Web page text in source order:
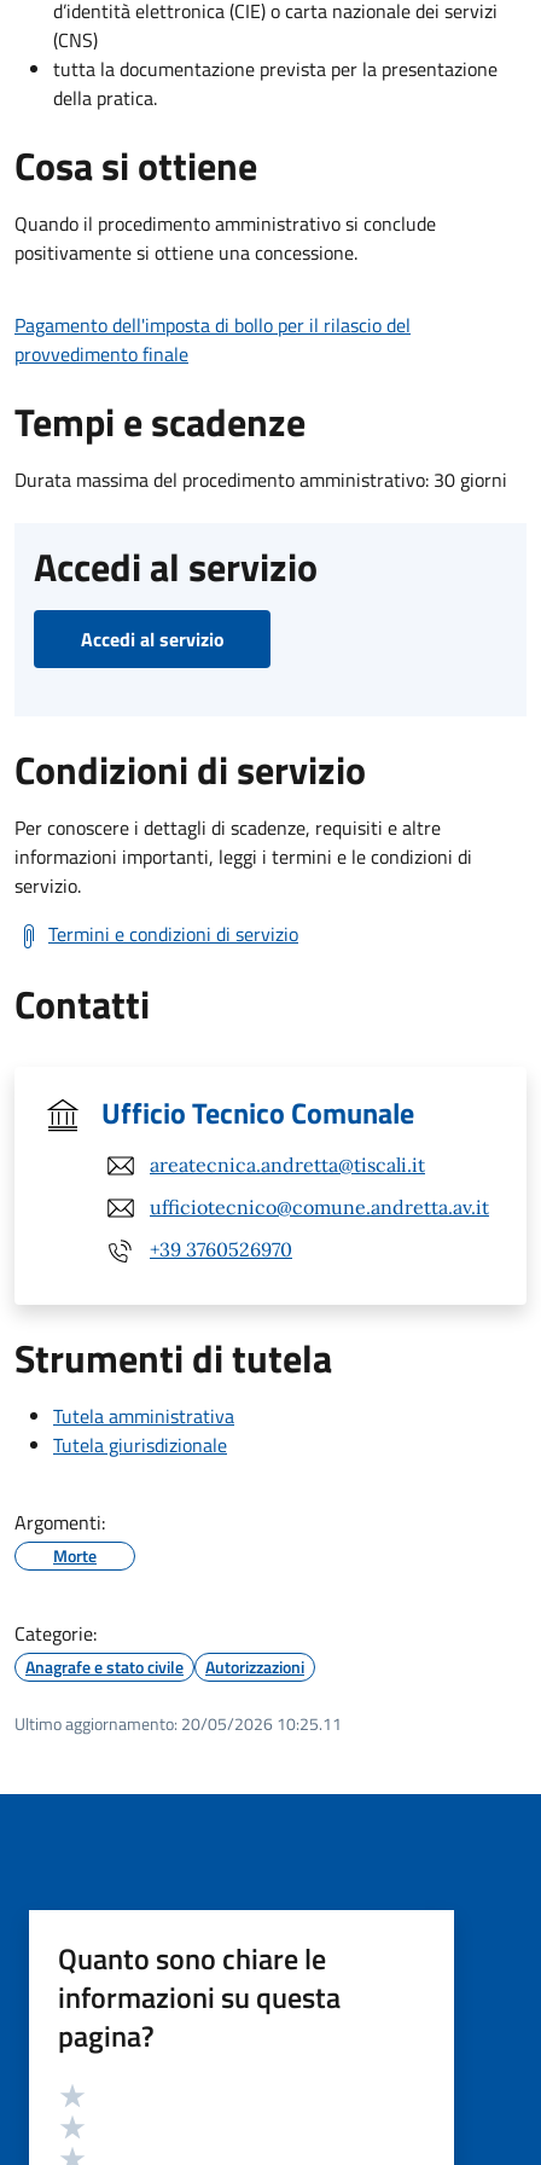
d’identità elettronica (CIE) o carta nazionale dei servizi
(CNS)
tutta la documentazione prevista per la presentazione
della pratica.
Cosa si ottiene
Quando il procedimento amministrativo si conclude
positivamente si ottiene una concessione.
Pagamento dell'imposta di bollo per il rilascio del
provvedimento finale
Tempi e scadenze
Durata massima del procedimento amministrativo: 30 giorni
Accedi al servizio
Accedi al servizio
Condizioni di servizio
Per conoscere i dettagli di scadenze, requisiti e altre
informazioni importanti, leggi i termini e le condizioni di
servizio.
Termini e condizioni di servizio
Contatti
Ufficio Tecnico Comunale
areatecnica.andretta@tiscali.it
ufficiotecnico@comune.andretta.av.it
+39 3760526970
Strumenti di tutela
Tutela amministrativa
Tutela giurisdizionale
Argomenti:
Morte
Categorie:
Anagrafe e stato civile Autorizzazioni
Ultimo aggiornamento: 20/05/2026 10:25.11
Quanto sono chiare le
informazioni su questa
pagina?
Valutazione